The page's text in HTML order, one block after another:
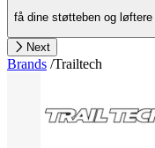
få dine støtteben og løftere
Next
Brands /Trailtech